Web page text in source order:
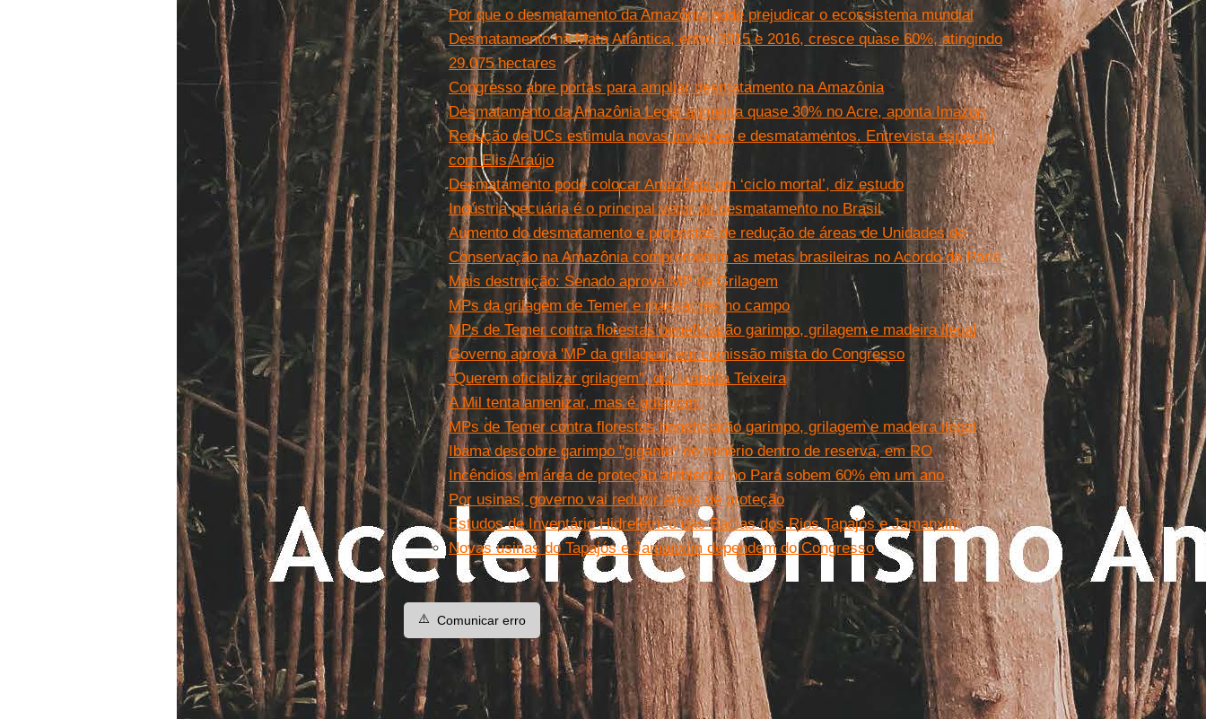
Por que o desmatamento da Amazônia pode prejudicar o ecossistema mundial
Desmatamento na Mata Atlântica, entre 2015 e 2016, cresce quase 60%, atingindo
29.075 hectares
Congresso abre portas para ampliar desmatamento na Amazônia
Desmatamento da Amazônia Legal aumenta quase 30% no Acre, aponta Imazon
Redução de UCs estimula novas invasões e desmatamentos. Entrevista especial
com Elis Araújo
Desmatamento pode colocar Amazônia em ‘ciclo mortal’, diz estudo
Indústria pecuária é o principal vetor de desmatamento no Brasil
Aumento do desmatamento e propostas de redução de áreas de Unidades de
Conservação na Amazônia comprometem as metas brasileiras no Acordo de Paris
Mais destruição: Senado aprova MP da Grilagem
MPs da grilagem de Temer e massacres no campo
MPs de Temer contra florestas beneficiarão garimpo, grilagem e madeira ilegal
Governo aprova 'MP da grilagem' em comissão mista do Congresso
“Querem oficializar grilagem”, diz Izabella Teixeira
A Mil tenta amenizar, mas é grilagem!
MPs de Temer contra florestas beneficiarão garimpo, grilagem e madeira ilegal
Ibama descobre garimpo "gigante" de minério dentro de reserva, em RO
Incêndios em área de proteção ambiental no Pará sobem 60% em um ano
Por usinas, governo vai reduzir áreas de proteção
Estudos de Inventário Hidrelétrico das Bacias dos Rios Tapajós e Jamanxim
Novas usinas do Tapajós e Jamanxim dependem do Congresso
⚠️ Comunicar erro